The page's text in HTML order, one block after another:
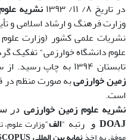
در تاریخ ۸/ ۱۱/ ۱۳۹۳
نشریه
وزارت فرهنگ و ارشاد اسلامی و
نشریات علمی کشور (وزارت
علوم دانشگاه خوارزمی" تفکیک
تابستان ۱۳۹۴ به چاپ رسید.
از سال
زمین خوارزمیبه صورت منظم در
است.
نشریه علوم زمین خوارزمیدر سال 1403
DOAJ ورتبه "الف"وزارت علوم،